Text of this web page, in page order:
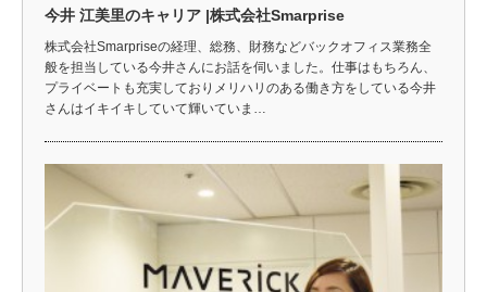
今井 江美里のキャリア |株式会社Smarprise
株式会社Smarpriseの経理、総務、財務などバックオフィス業務全
般を担当している今井さんにお話を伺いました。仕事はもちろん、
プライベートも充実しておりメリハリのある働き方をしている今井
さんはイキイキしていて輝いていま…